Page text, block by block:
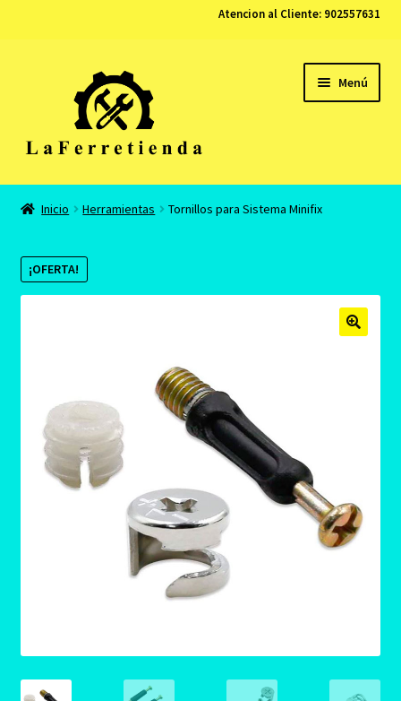
Atencion al Cliente: 902557631
navegación
contenido
Menú
Tienda
Finalizar compra
Inicio Herramientas Tornillos para Sistema Minifix
¡OFERTA!